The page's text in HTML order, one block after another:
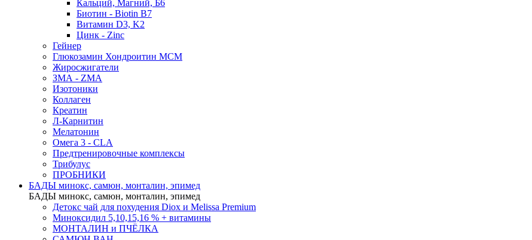
Кальций, Магний, Б6
Биотин - Biotin B7
Витамин D3, K2
Цинк - Zinc
Гейнер
Глюкозамин Хондроитин МСМ
Жиросжигатели
ЗМА - ZMA
Изотоники
Коллаген
Креатин
Л-Карнитин
Мелатонин
Омега 3 - CLA
Предтренировочные комплексы
Трибулус
ПРОБНИКИ
БАДЫ минокс, самюн, монталин, эпимед
БАДЫ минокс, самюн, монталин, эпимед
Детокс чай для похудения Diox и Melissa Premium
Миноксидил 5,10,15,16 % + витамины
МОНТАЛИН и ПЧЁЛКА